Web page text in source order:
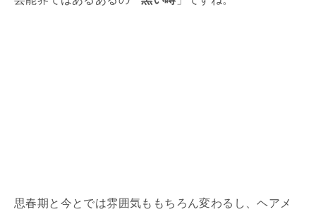
思春期と今とでは雰囲気ももちろん変わるし、ヘアメ